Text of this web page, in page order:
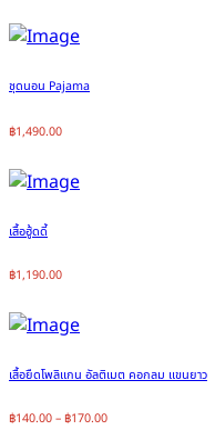
ชุดนอน Pajama
฿1,490.00
เสื้อฮู้ดดี้
฿1,190.00
เสื้อยืดโพลิแกน อัลติเมต คอกลม แขนยาว
฿140.00 – ฿170.00